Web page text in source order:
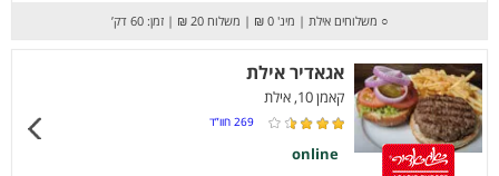
○ משלוחים אילת | מינ' 0 ₪ | משלוח 20 ₪ | זמן: 60 דק’
אגאדיר אילת
קאמן 10, אילת
269 חוו”ד
online